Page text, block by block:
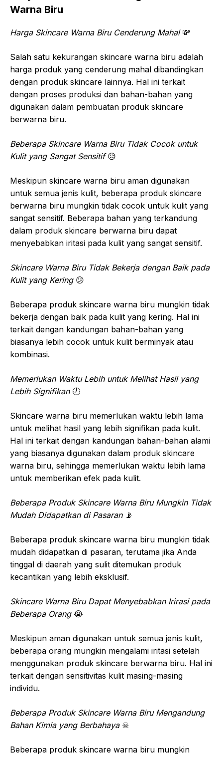
Warna Biru
Harga Skincare Warna Biru Cenderung Mahal💸
Salah satu kekurangan skincare warna biru adalah
harga produk yang cenderung mahal dibandingkan
dengan produk skincare lainnya. Hal ini terkait
dengan proses produksi dan bahan-bahan yang
digunakan dalam pembuatan produk skincare
berwarna biru.
Beberapa Skincare Warna Biru Tidak Cocok untuk
Kulit yang Sangat Sensitif😥
Meskipun skincare warna biru aman digunakan
untuk semua jenis kulit, beberapa produk skincare
berwarna biru mungkin tidak cocok untuk kulit yang
sangat sensitif. Beberapa bahan yang terkandung
dalam produk skincare berwarna biru dapat
menyebabkan iritasi pada kulit yang sangat sensitif.
Skincare Warna Biru Tidak Bekerja dengan Baik pada
Kulit yang Kering😕
Beberapa produk skincare warna biru mungkin tidak
bekerja dengan baik pada kulit yang kering. Hal ini
terkait dengan kandungan bahan-bahan yang
biasanya lebih cocok untuk kulit berminyak atau
kombinasi.
Memerlukan Waktu Lebih untuk Melihat Hasil yang
Lebih Signifikan🕗
Skincare warna biru memerlukan waktu lebih lama
untuk melihat hasil yang lebih signifikan pada kulit.
Hal ini terkait dengan kandungan bahan-bahan alami
yang biasanya digunakan dalam produk skincare
warna biru, sehingga memerlukan waktu lebih lama
untuk memberikan efek pada kulit.
Beberapa Produk Skincare Warna Biru Mungkin Tidak
Mudah Didapatkan di Pasaran📡
Beberapa produk skincare warna biru mungkin tidak
mudah didapatkan di pasaran, terutama jika Anda
tinggal di daerah yang sulit ditemukan produk
kecantikan yang lebih eksklusif.
Skincare Warna Biru Dapat Menyebabkan Irirasi pada
Beberapa Orang😭
Meskipun aman digunakan untuk semua jenis kulit,
beberapa orang mungkin mengalami iritasi setelah
menggunakan produk skincare berwarna biru. Hal ini
terkait dengan sensitivitas kulit masing-masing
individu.
Beberapa Produk Skincare Warna Biru Mengandung
Bahan Kimia yang Berbahaya☠
Beberapa produk skincare warna biru mungkin